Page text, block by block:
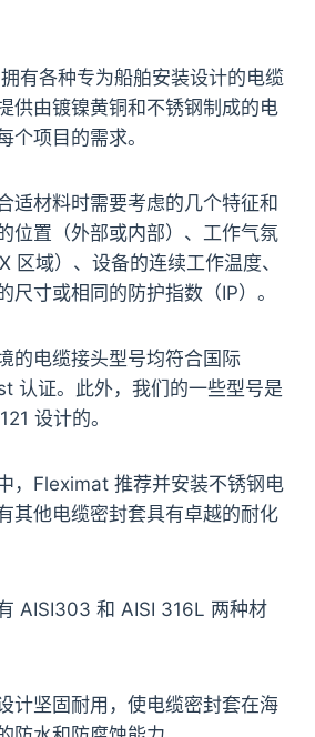
有各种专为船舶安装设计的电缆
供由镀镍黄铜和不锈钢制成的电
个项目的需求。
适材料时需要考虑的几个特征和
位置（外部或内部）、工作气氛
区域）、设备的连续工作温度、
尺寸或相同的防护指数（IP）。
的电缆接头型号均符合国际
认证。此外，我们的一些型号是
设计的。
，Fleximat 推荐并安装不锈钢电
其他电缆密封套具有卓越的耐化
AISI303 和 AISI 316L 两种材
计坚固耐用，使电缆密封套在海